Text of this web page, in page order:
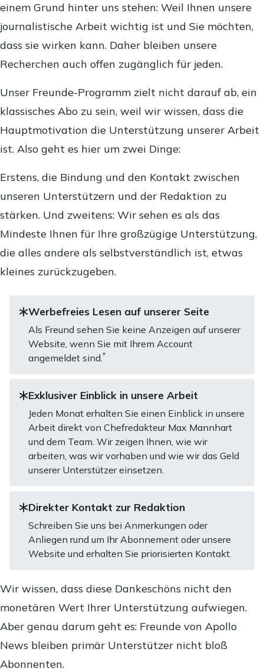
einem Grund hinter uns stehen: Weil Ihnen unsere
journalistische Arbeit wichtig ist und Sie möchten,
dass sie wirken kann. Daher bleiben unsere
Recherchen auch offen zugänglich für jeden.
Unser Freunde-Programm zielt nicht darauf ab, ein
klassisches Abo zu sein, weil wir wissen, dass die
Hauptmotivation die Unterstützung unserer Arbeit
ist. Also geht es hier um zwei Dinge:
Erstens, die Bindung und den Kontakt zwischen
unseren Unterstützern und der Redaktion zu
stärken. Und zweitens: Wir sehen es als das
Mindeste Ihnen für Ihre großzügige Unterstützung,
die alles andere als selbstverständlich ist, etwas
kleines zurückzugeben.
Werbefreies Lesen auf unserer Seite
Als Freund sehen Sie keine Anzeigen auf unserer
Website, wenn Sie mit Ihrem Account
angemeldet sind.*
Exklusiver Einblick in unsere Arbeit
Jeden Monat erhalten Sie einen Einblick in unsere
Arbeit direkt von Chefredakteur Max Mannhart
und dem Team. Wir zeigen Ihnen, wie wir
arbeiten, was wir vorhaben und wie wir das Geld
unserer Unterstützer einsetzen.
Direkter Kontakt zur Redaktion
Schreiben Sie uns bei Anmerkungen oder
Anliegen rund um Ihr Abonnement oder unsere
Website und erhalten Sie priorisierten Kontakt.
Wir wissen, dass diese Dankeschöns nicht den
monetären Wert Ihrer Unterstützung aufwiegen.
Aber genau darum geht es: Freunde von Apollo
News bleiben primär Unterstützer nicht bloß
Abonnenten.